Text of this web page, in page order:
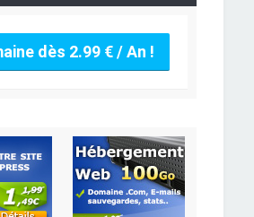
dès 2.99 € / An !